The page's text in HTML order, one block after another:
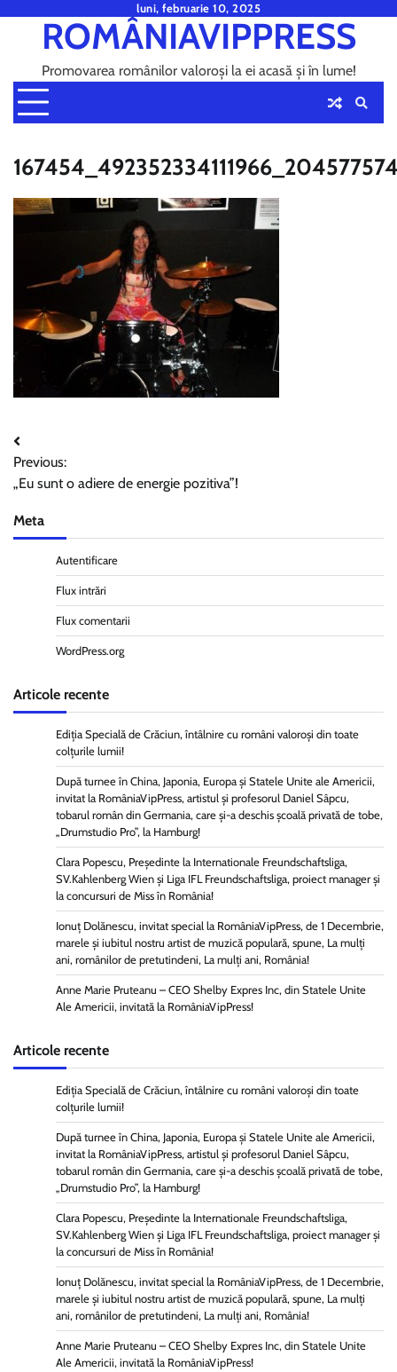
content
luni, februarie 10, 2025
ROMÂNIAVIPPRESS
Promovarea românilor valoroși la ei acasă și în lume!
Navigare
în
articole
Previous:
„Eu sunt o adiere de energie pozitiva”!
Meta
Autentificare
Flux intrări
Flux comentarii
WordPress.org
Articole recente
Ediția Specială de Crăciun, întâlnire cu români valoroși din toate
colțurile lumii!
După turnee în China, Japonia, Europa și Statele Unite ale Americii,
invitat la RomâniaVipPress, artistul și profesorul Daniel Sâpcu,
tobarul român din Germania, care și-a deschis școală privată de tobe,
„Drumstudio Pro”, la Hamburg!
Clara Popescu, Președinte la Internationale Freundschaftsliga,
SV.Kahlenberg Wien şi Liga IFL Freundschaftsliga, proiect manager și
la concursuri de Miss în România!
Ionuț Dolănescu, invitat special la RomâniaVipPress, de 1 Decembrie,
marele și iubitul nostru artist de muzică populară, spune, La mulți
ani, românilor de pretutindeni, La mulți ani, România!
Anne Marie Pruteanu – CEO Shelby Expres Inc, din Statele Unite
Ale Americii, invitată la RomâniaVipPress!
Articole recente
Ediția Specială de Crăciun, întâlnire cu români valoroși din toate
colțurile lumii!
După turnee în China, Japonia, Europa și Statele Unite ale Americii,
invitat la RomâniaVipPress, artistul și profesorul Daniel Sâpcu,
tobarul român din Germania, care și-a deschis școală privată de tobe,
„Drumstudio Pro”, la Hamburg!
Clara Popescu, Președinte la Internationale Freundschaftsliga,
SV.Kahlenberg Wien şi Liga IFL Freundschaftsliga, proiect manager și
la concursuri de Miss în România!
Ionuț Dolănescu, invitat special la RomâniaVipPress, de 1 Decembrie,
marele și iubitul nostru artist de muzică populară, spune, La mulți
ani, românilor de pretutindeni, La mulți ani, România!
Anne Marie Pruteanu – CEO Shelby Expres Inc, din Statele Unite
Ale Americii, invitată la RomâniaVipPress!